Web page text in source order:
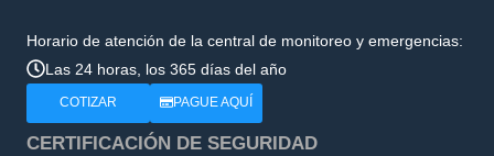
Horario de atención de la central de monitoreo y emergencias:
Las 24 horas, los 365 días del año
COTIZAR PAGUE AQUÍ
CERTIFICACIÓN DE SEGURIDAD